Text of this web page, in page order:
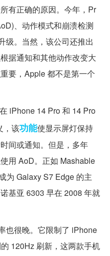
有正确的原因。今年，Pr
、动作模式和崩溃检测
级。当然，该公司还推出
据通知和其他动作改变大
要，Apple 都不是第一个
iPhone 14 Pro 和 14 Pro
，该功能使显示屏灯保持
间或通知。但是，多年
用 AoD。正如 Mashable
为 Galaxy S7 Edge 的主
基亚 6303 早在 2008 年就
也很晚。它限制了 iPhone
120Hz 刷新，这两款手机